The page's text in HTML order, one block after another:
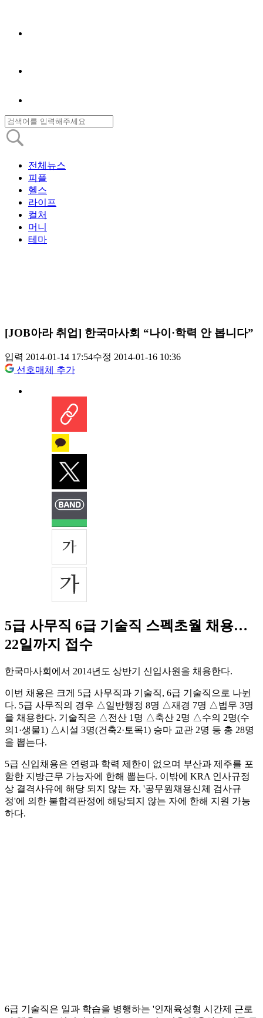
전체뉴스
피플
헬스
라이프
컬처
머니
테마
[JOB아라 취업] 한국마사회 “나이·학력 안 봅니다”
입력 2014-01-14 17:54수정 2014-01-16 10:36
선호매체 추가
5급 사무직 6급 기술직 스펙초월 채용…
22일까지 접수
한국마사회에서 2014년도 상반기 신입사원을 채용한다.
이번 채용은 크게 5급 사무직과 기술직, 6급 기술직으로 나뉜
다. 5급 사무직의 경우 △일반행정 8명 △재경 7명 △법무 3명
을 채용한다. 기술직은 △전산 1명 △축산 2명 △수의 2명(수
의1·생물1) △시설 3명(건축2·토목1) 승마 교관 2명 등 총 28명
을 뽑는다.
5급 신입채용은 연령과 학력 제한이 없으며 부산과 제주를 포
함한 지방근무 가능자에 한해 뽑는다. 이밖에 KRA 인사규정
상 결격사유에 해당 되지 않는 자, '공무원채용신체 검사규
정'에 의한 불합격판정에 해당되지 않는 자에 한해 지원 가능
하다.
6급 기술직은 일과 학습을 병행하는 '인재육성형 시간제 근로